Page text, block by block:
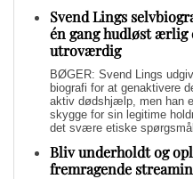
Svend Lings
én gang hudløst ærlig
utroværdig
BØGER: Svend Lings
biografi for at genaktivere
aktiv dødshjælp, men han
skygge for sin legitime
det svære etiske spørgsmål.
Bliv underholdt og
fremragende